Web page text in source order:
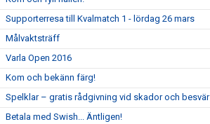
Supporterresa till Kvalmatch 1 - lördag 26 mars
Målvaktsträff
Varla Open 2016
Kom och bekänn färg!
Spelklar – gratis rådgivning vid skador och besvär
Betala med Swish... Äntligen!